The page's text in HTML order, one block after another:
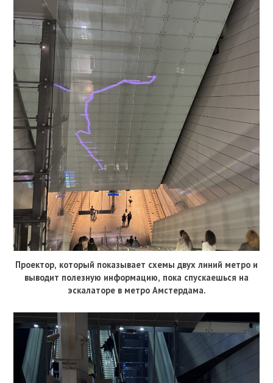
Проектор, который показывает схемы двух линий метро и
выводит полезную информацию, пока спускаешься на
эскалаторе в метро Амстердама.